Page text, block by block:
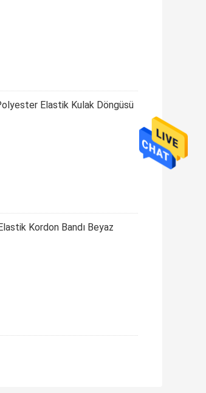
Elastik Kulak Döngüsü
Kordon Bandı Beyaz